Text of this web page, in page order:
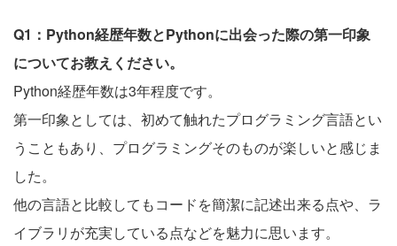
Q1：Python経歴年数とPythonに出会った際の第一印象
についてお教えください。
Python経歴年数は3年程度です。
第一印象としては、初めて触れたプログラミング言語とい
うこともあり、プログラミングそのものが楽しいと感じま
した。
他の言語と比較してもコードを簡潔に記述出来る点や、ラ
イブラリが充実している点などを魅力に思います。